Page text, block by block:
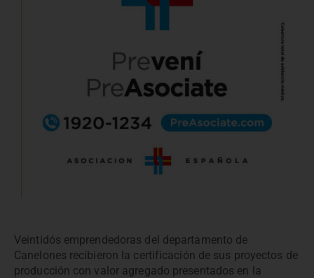
Veintidós emprendedoras del departamento de
Canelones recibieron la certificación de sus proyectos de
producción con valor agregado presentados en la